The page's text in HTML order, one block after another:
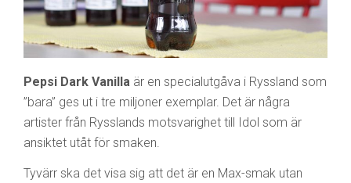
Pepsi Dark Vanilla är en specialutgåva i Ryssland som
”bara” ges ut i tre miljoner exemplar. Det är några
artister från Rysslands motsvarighet till Idol som är
ansiktet utåt för smaken.
Tyvärr ska det visa sig att det är en Max-smak utan